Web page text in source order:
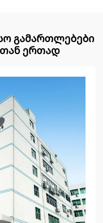
გამართლებები
ერთად